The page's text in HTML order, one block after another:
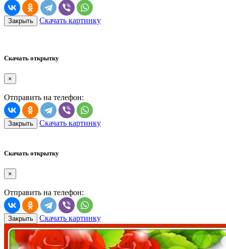
Закрыть Скачать картинку
Скачать открытку
×
Отправить на телефон:
Закрыть Скачать картинку
Скачать открытку
×
Отправить на телефон:
Закрыть Скачать картинку